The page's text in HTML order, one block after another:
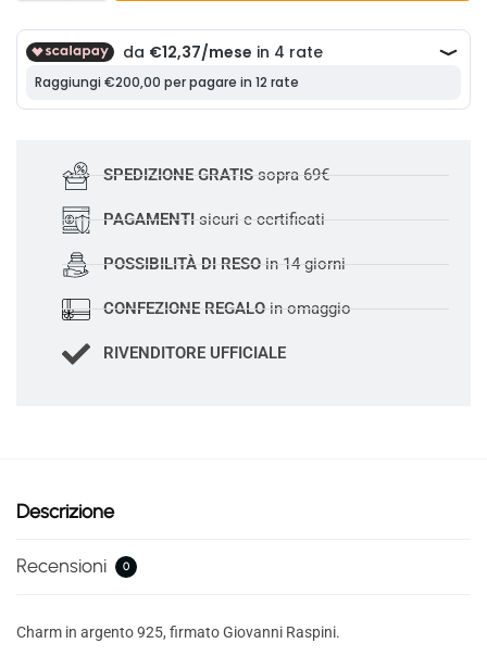
SPEDIZIONE GRATISsopra 69€
PAGAMENTI sicuri e certificati
POSSIBILITÀ DI RESO in 14 giorni
CONFEZIONE REGALOin omaggio
RIVENDITORE UFFICIALE
Descrizione
Recensioni 0
Charm in argento 925, firmato Giovanni Raspini.